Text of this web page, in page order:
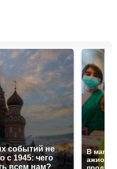
событий не
с 1945: чего
всем нам?
В
ажиотаж